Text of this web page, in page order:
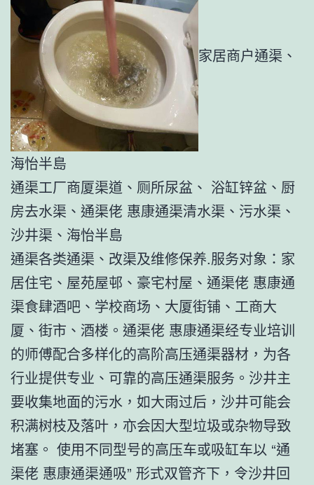
家居商户通渠、
海怡半島
通渠工厂商厦渠道、厕所尿盆、 浴缸锌盆、厨
房去水渠、通渠佬 惠康通渠清水渠、污水渠、
沙井渠、海怡半島
通渠各类通渠、改渠及维修保养.服务对象：家
居住宅、屋苑屋邨、豪宅村屋、通渠佬 惠康通
渠食肆酒吧、学校商场、大厦街铺、工商大
厦、街市、酒楼。通渠佬 惠康通渠经专业培训
的师傅配合多样化的高阶高压通渠器材，为各
行业提供专业、可靠的高压通渠服务。沙井主
要收集地面的污水，如大雨过后，沙井可能会
积满树枝及落叶，亦会因大型垃圾或杂物导致
堵塞。 使用不同型号的高压车或吸缸车以 “通
渠佬 惠康通渠通吸” 形式双管齐下，令沙井回